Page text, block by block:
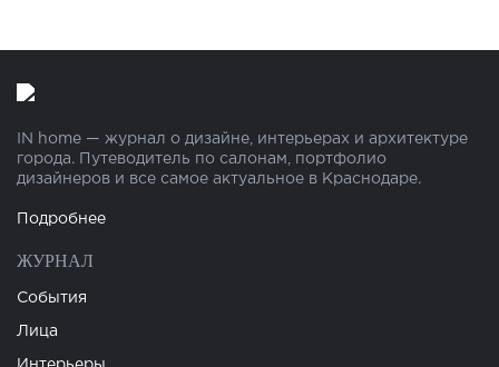
IN home — журнал о дизайне, интерьерах и архитектуре
города. Путеводитель по салонам, портфолио
дизайнеров и все самое актуальное в Краснодаре.
Подробнее
ЖУРНАЛ
События
Лица